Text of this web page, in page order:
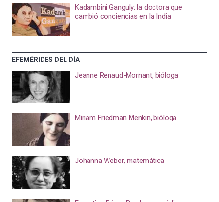
Kadambini Ganguly: la doctora que
cambió conciencias en la India
EFEMÉRIDES DEL DÍA
Jeanne Renaud-Mornant, bióloga
Miriam Friedman Menkin, bióloga
Johanna Weber, matemática